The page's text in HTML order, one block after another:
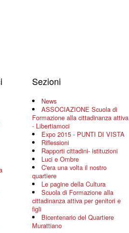
Sezioni
News
ASSOCIAZIONE Scuola di
Formazione alla cittadinanza attiva
- Libertiamoci
Expo 2015 - PUNTI DI VISTA
Riflessioni
Rapporti cittadini- istituzioni
Luci e Ombre
C'era una volta il nostro
quartiere
Le pagine della Cultura
Scuola di Formazione alla
cittadinanza attiva per genitori e
figli
Bicentenario del Quartiere
Murattiano